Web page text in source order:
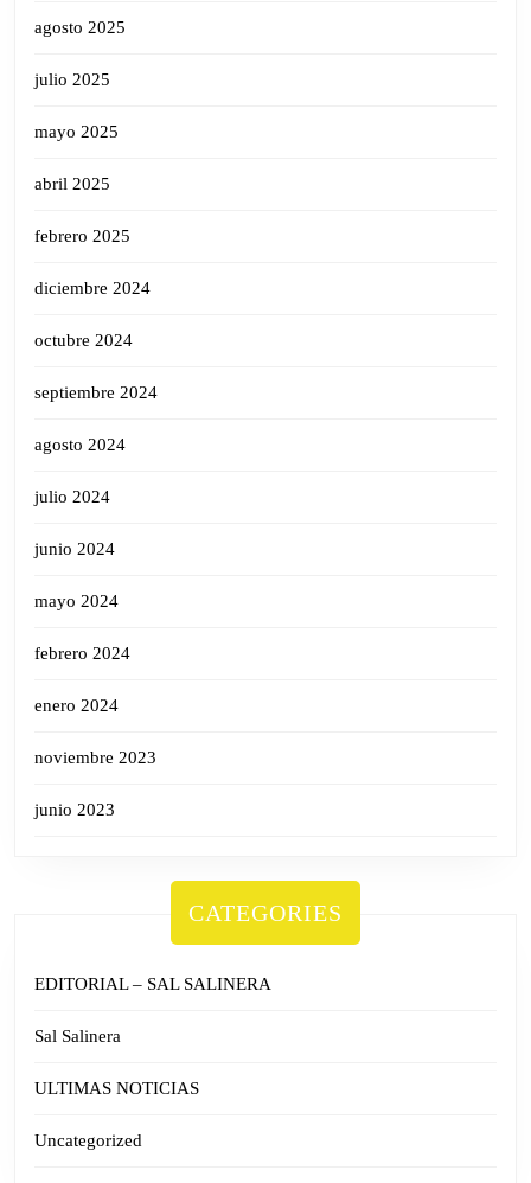
agosto 2025
julio 2025
mayo 2025
abril 2025
febrero 2025
diciembre 2024
octubre 2024
septiembre 2024
agosto 2024
julio 2024
junio 2024
mayo 2024
febrero 2024
enero 2024
noviembre 2023
junio 2023
CATEGORIES
EDITORIAL – SAL SALINERA
Sal Salinera
ULTIMAS NOTICIAS
Uncategorized